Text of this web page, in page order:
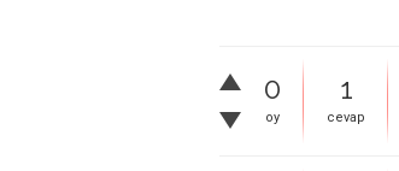
0
oy
1
cevap